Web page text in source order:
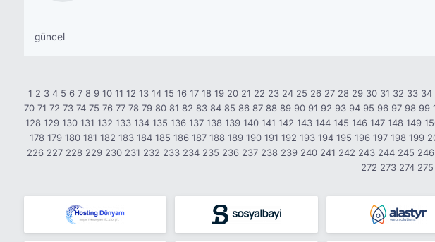
güncel
1 2 3 4 5 6 7 8 9 10 11 12 13 14 15 16 17 18 19 20 21 22 23 24 25 26 27 28 29 30 31 32 33 34
70 71 72 73 74 75 76 77 78 79 80 81 82 83 84 85 86 87 88 89 90 91 92 93 94 95 96 97 98 99
128 129 130 131 132 133 134 135 136 137 138 139 140 141 142 143 144 145 146 147 148 149
178 179 180 181 182 183 184 185 186 187 188 189 190 191 192 193 194 195 196 197 198 199
226 227 228 229 230 231 232 233 234 235 236 237 238 239 240 241 242 243 244 245 246
272 273 274 275